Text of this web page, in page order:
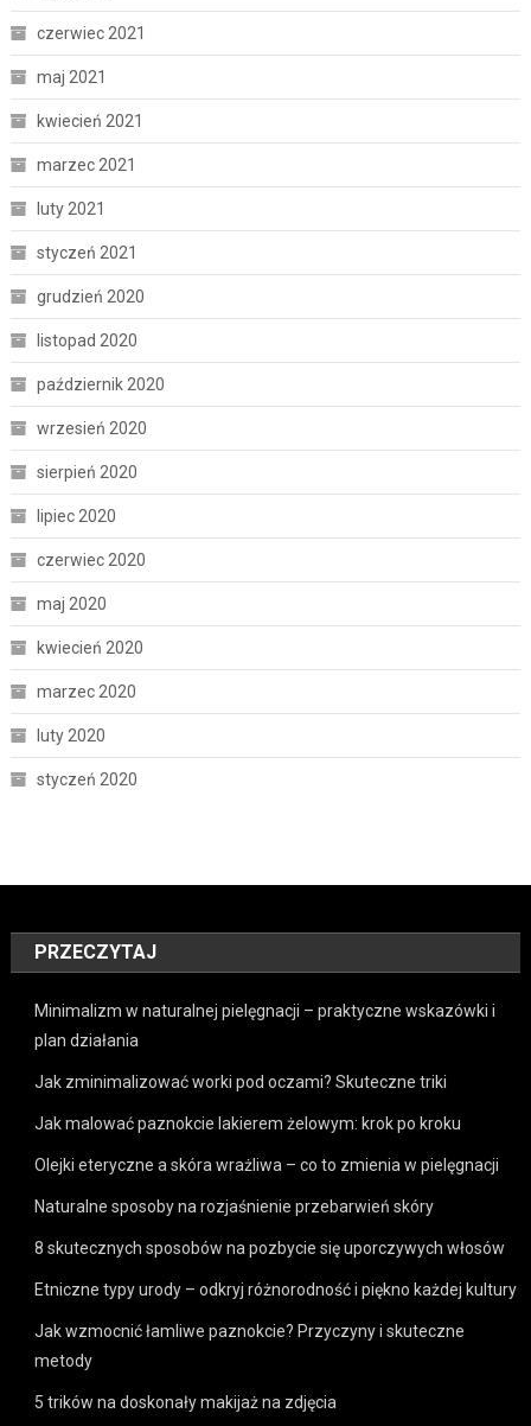
czerwiec 2021
maj 2021
kwiecień 2021
marzec 2021
luty 2021
styczeń 2021
grudzień 2020
listopad 2020
październik 2020
wrzesień 2020
sierpień 2020
lipiec 2020
czerwiec 2020
maj 2020
kwiecień 2020
marzec 2020
luty 2020
styczeń 2020
PRZECZYTAJ
Minimalizm w naturalnej pielęgnacji – praktyczne wskazówki i
plan działania
Jak zminimalizować worki pod oczami? Skuteczne triki
Jak malować paznokcie lakierem żelowym: krok po kroku
Olejki eteryczne a skóra wrażliwa – co to zmienia w pielęgnacji
Naturalne sposoby na rozjaśnienie przebarwień skóry
8 skutecznych sposobów na pozbycie się uporczywych włosów
Etniczne typy urody – odkryj różnorodność i piękno każdej kultury
Jak wzmocnić łamliwe paznokcie? Przyczyny i skuteczne
metody
5 trików na doskonały makijaż na zdjęcia